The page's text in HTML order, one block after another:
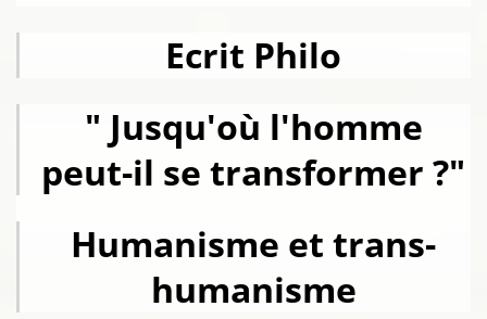
Ecrit Philo
" Jusqu'où l'homme
peut-il se transformer ?"
Humanisme et trans-
humanisme